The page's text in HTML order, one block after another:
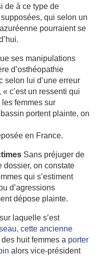
de à ce type de
qui selon un
pourraient se
ses manipulations
d’osthéopathie
selon lui d’une erreur
c’est un ressenti qui
femmes sur
portent plainte, on
en France.
Sans préjuger de
dossier, on constate
qui s’estiment
d’agressions
dépose plainte.
laquelle s’est
cette ancienne
huit femmes a porter
alors vice-président